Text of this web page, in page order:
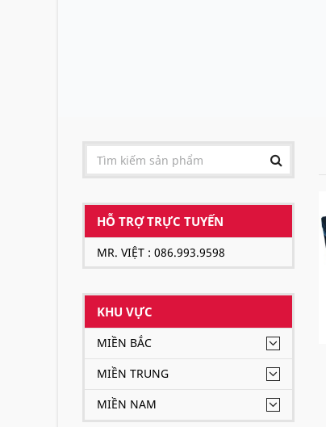
HỖ TRỢ TRỰC TUYẾN
MR. VIỆT : 086.993.9598
KHU VỰC
MIỀN BẮC
MIỀN TRUNG
MIỀN NAM